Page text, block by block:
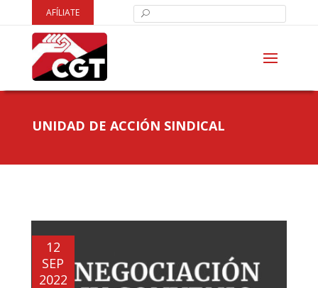
AFÍLIATE
UNIDAD DE ACCIÓN SINDICAL
12
SEP
2022